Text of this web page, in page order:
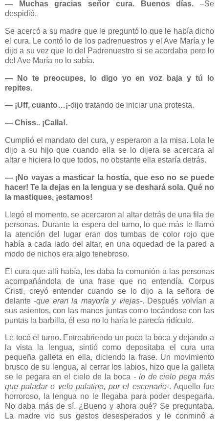
― Muchas gracias señor cura. Buenos días. –Se
despidió.
Se acercó a su madre que le preguntó lo que le había dicho
el cura. Le contó lo de los padrenuestros y el Ave María y le
dijo a su vez que lo del Padrenuestro si se acordaba pero lo
del Ave María no lo sabía.
― No te preocupes, lo digo yo en voz baja y tú lo
repites.
― ¡Uff, cuanto…¡-dijo tratando de iniciar una protesta.
― Chiss.. ¡Calla!.
Cumplió el mandato del cura, y esperaron a la misa. Lola le
dijo a su hijo que cuando ella se lo dijera se acercara al
altar e hiciera lo que todos, no obstante ella estaría detrás.
― ¡No vayas a masticar la hostia, que eso no se puede
hacer! Te la dejas en la lengua y se deshará sola. Qué no
la mastiques, ¡estamos!
Llegó el momento, se acercaron al altar detrás de una fila de
personas. Durante la espera del turno, lo que más le llamó
la atención del lugar eran dos tumbas de color rojo que
había a cada lado del altar, en una oquedad de la pared a
modo de nichos era algo tenebroso.
El cura que allí había, les daba la comunión a las personas
acompañándola de una frase que no entendía. Corpus
Cristi, creyó entender cuando se lo dijo a la señora de
delante -que eran la mayoría y viejas-. Después volvían a
sus asientos, con las manos juntas como tocándose con las
puntas la barbilla, él eso no lo haría le parecía ridículo.
Le tocó el turno. Entreabriendo un poco la boca y dejando a
la vista la lengua, sintió como depositaba el cura una
pequeña galleta en ella, diciendo la frase. Un movimiento
brusco de su lengua, al cerrar los labios, hizo que la galleta
se le pegara en el cielo de la boca - lo de cielo pega más
que paladar o velo palatino, por el escenario-. Aquello fue
horroroso, la lengua no le llegaba para poder despegarla.
No daba más de sí. ¿Bueno y ahora qué? Se preguntaba.
La madre vio sus gestos desesperados y le conminó a